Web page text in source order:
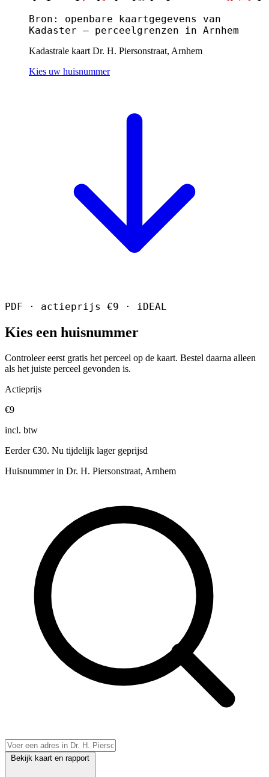
Bron: openbare kaartgegevens van
Kadaster — perceelgrenzen in Arnhem
Kadastrale kaart Dr. H. Piersonstraat, Arnhem
Kies uw huisnummer
PDF · actieprijs €9 · iDEAL
Kies een huisnummer
Controleer eerst gratis het perceel op de kaart. Bestel daarna alleen
als het juiste perceel gevonden is.
Actieprijs
€9
incl. btw
Eerder €30. Nu tijdelijk lager geprijsd
Huisnummer in Dr. H. Piersonstraat, Arnhem
Bekijk kaart en rapport